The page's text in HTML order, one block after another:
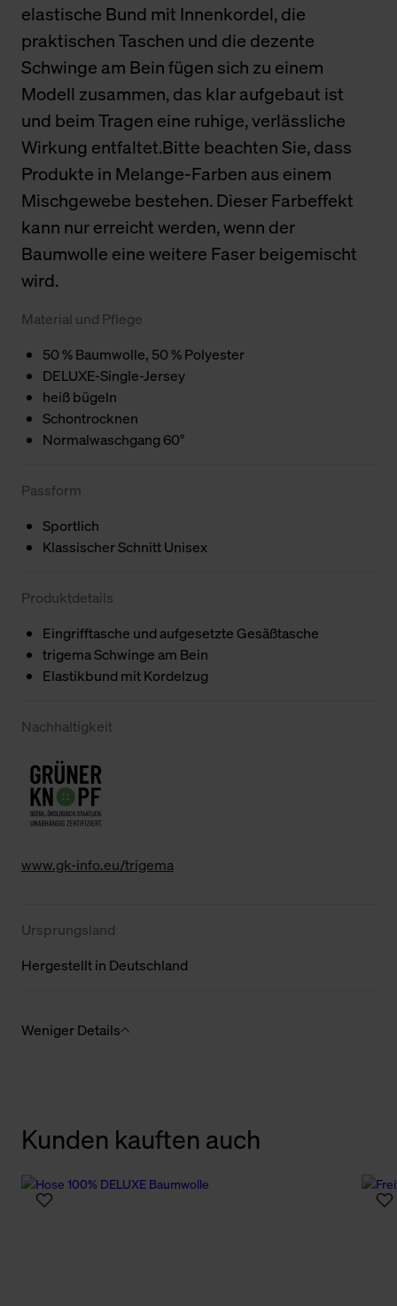
elastische Bund mit Innenkordel, die
praktischen Taschen und die dezente
Schwinge am Bein fügen sich zu einem
Modell zusammen, das klar aufgebaut ist
und beim Tragen eine ruhige, verlässliche
Wirkung entfaltet.Bitte beachten Sie, dass
Produkte in Melange-Farben aus einem
Mischgewebe bestehen. Dieser Farbeffekt
kann nur erreicht werden, wenn der
Baumwolle eine weitere Faser beigemischt
wird.
Material und Pflege
50 % Baumwolle, 50 % Polyester
DELUXE-Single-Jersey
heiß bügeln
Schontrocknen
Normalwaschgang 60°
Passform
Sportlich
Klassischer Schnitt Unisex
Produktdetails
Eingrifftasche und aufgesetzte Gesäßtasche
trigema Schwinge am Bein
Elastikbund mit Kordelzug
Nachhaltigkeit
www.gk-info.eu/trigema
Ursprungsland
Hergestellt in Deutschland
Weniger Details
Kunden kauften auch